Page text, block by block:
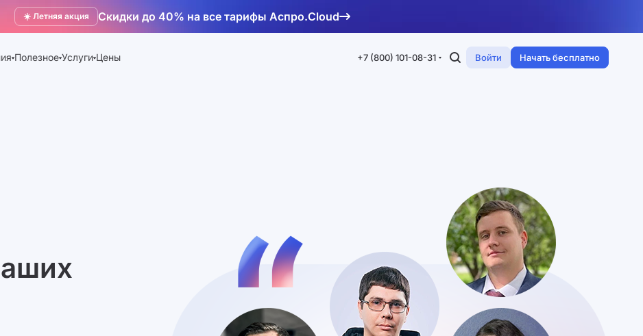
☀️ Летняя акция Скидки до 40% на все тарифы Аспро.Cloud
Полезное Услуги Цены +7 (800) 101-08-31 Войти Начать бесплатно